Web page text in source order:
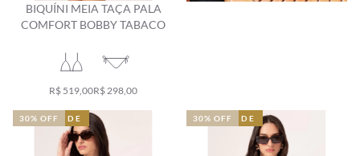
BIQUÍNI MEIA TAÇA PALA
COMFORT BOBBY TABACO
R$ 519,00R$ 298,00
NOVIDADE
NOVIDADE
30% OFF NOVIDADE
NOVIDADE
30% OFF